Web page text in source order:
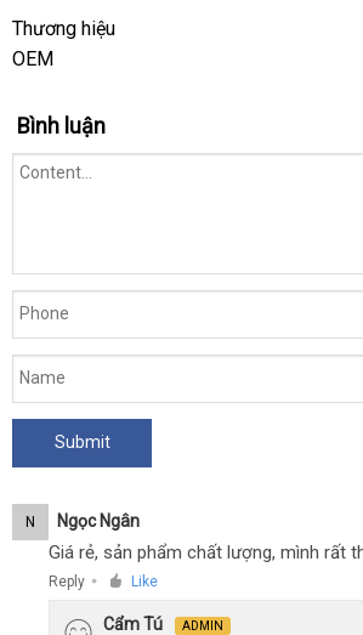
dụng
đến
trải
nghiệm.
Thương hiệu
OEM
Bình luận
N Ngọc Ngân
Giá rẻ, sản phẩm chất lượng, mình rất
Reply ● Like
Cẩm Tú ADMIN